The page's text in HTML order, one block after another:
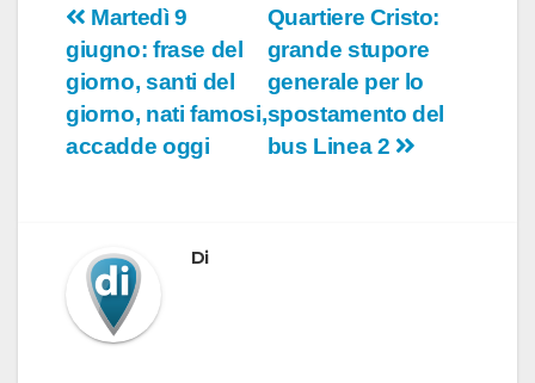
Navigazione
articoli
Quartiere Cristo:
grande stupore
generale per lo
spostamento del
bus Linea 2
Martedì 9
giugno: frase del
giorno, santi del
giorno, nati famosi,
accadde oggi
Di